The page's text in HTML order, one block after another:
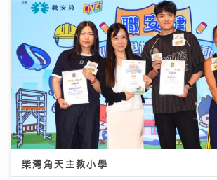
柴灣角天主教小學